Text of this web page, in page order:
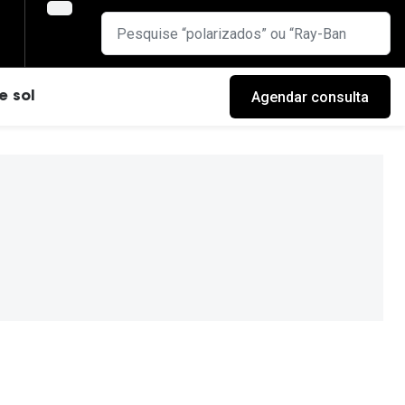
sol Agendar consulta